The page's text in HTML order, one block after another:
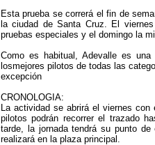
Esta prueba se correrá el fin de
la ciudad de Santa Cruz. El
pruebas especiales y el domingo la
Como es habitual, Adevalle es
losmejores pilotos de todas las
excepción
CRONOLOGIA:
La actividad se abrirá el viernes
pilotos podrán recorrer el trazado
tarde, la jornada tendrá su punto
realizará en la plaza principal.